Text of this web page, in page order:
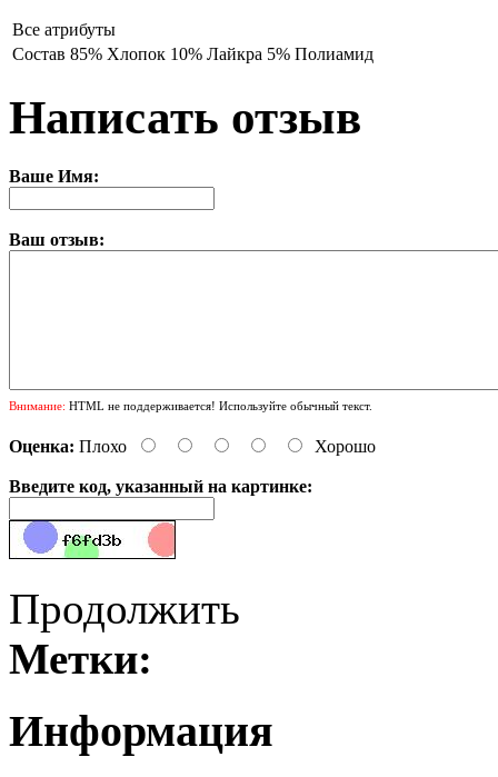
Все атрибуты
Состав 85% Хлопок 10% Лайкра 5% Полиамид
Написать отзыв
Ваше Имя:
Ваш отзыв:
Внимание: HTML не поддерживается! Используйте обычный текст.
Оценка: Плохо Хорошо
Введите код, указанный на картинке:
Продолжить
Метки:
Информация